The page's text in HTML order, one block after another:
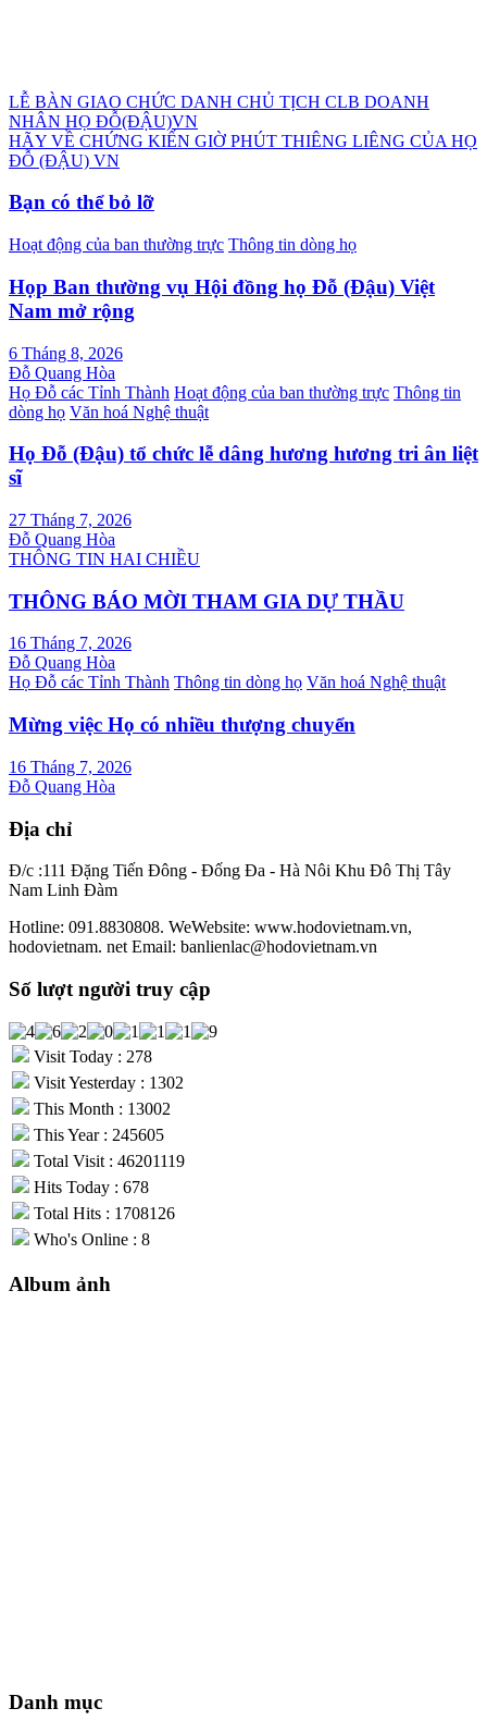
Điều
hướng
bài
viết
LỄ BÀN GIAO CHỨC DANH CHỦ TỊCH CLB DOANH
NHÂN HỌ ĐỖ(ĐẬU)VN
HÃY VỀ CHỨNG KIẾN GIỜ PHÚT THIÊNG LIÊNG CỦA HỌ
ĐỖ (ĐẬU) VN
Bạn có thể bỏ lỡ
Hoạt động của ban thường trực Thông tin dòng họ
Họp Ban thường vụ Hội đồng họ Đỗ (Đậu) Việt
Nam mở rộng
6 Tháng 8, 2026
Đỗ Quang Hòa
Họ Đỗ các Tỉnh Thành Hoạt động của ban thường trực Thông tin
dòng họ Văn hoá Nghệ thuật
Họ Đỗ (Đậu) tổ chức lễ dâng hương hương tri ân liệt
sĩ
27 Tháng 7, 2026
Đỗ Quang Hòa
THÔNG TIN HAI CHIỀU
THÔNG BÁO MỜI THAM GIA DỰ THẦU
16 Tháng 7, 2026
Đỗ Quang Hòa
Họ Đỗ các Tỉnh Thành Thông tin dòng họ Văn hoá Nghệ thuật
Mừng việc Họ có nhiều thượng chuyển
16 Tháng 7, 2026
Đỗ Quang Hòa
Địa chỉ
Đ/c :111 Đặng Tiến Đông - Đống Đa - Hà Nôi Khu Đô Thị Tây
Nam Linh Đàm
Hotline: 091.8830808. WeWebsite: www.hodovietnam.vn,
hodovietnam. net Email: banlienlac@hodovietnam.vn
Số lượt người truy cập
Visit Today : 278
Visit Yesterday : 1302
This Month : 13002
This Year : 245605
Total Visit : 46201119
Hits Today : 678
Total Hits : 1708126
Who's Online : 8
Album ảnh
Danh mục